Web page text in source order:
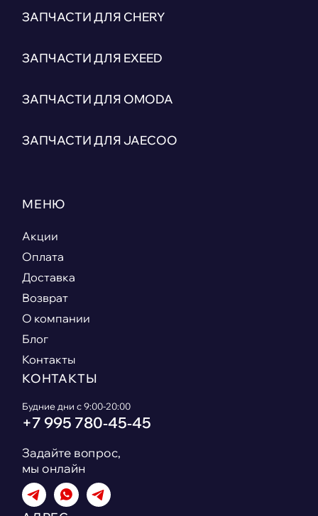
ЗАПЧАСТИ ДЛЯ CHERY
ЗАПЧАСТИ ДЛЯ EXEED
ЗАПЧАСТИ ДЛЯ OMODA
ЗАПЧАСТИ ДЛЯ JAECOO
МЕНЮ
Акции
Оплата
Доставка
Возврат
О компании
Блог
Контакты
КОНТАКТЫ
Будние дни с 9:00-20:00
+7 995 780‑45‑45
Задайте вопрос,
мы онлайн